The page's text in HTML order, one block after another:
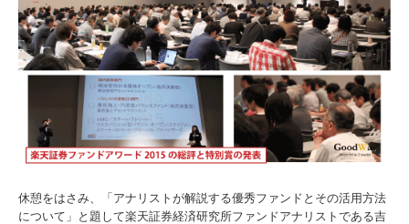
休憩をはさみ、「アナリストが解説する優秀ファンドとその活用方法
について」と題して楽天証券経済研究所ファンドアナリストである吉